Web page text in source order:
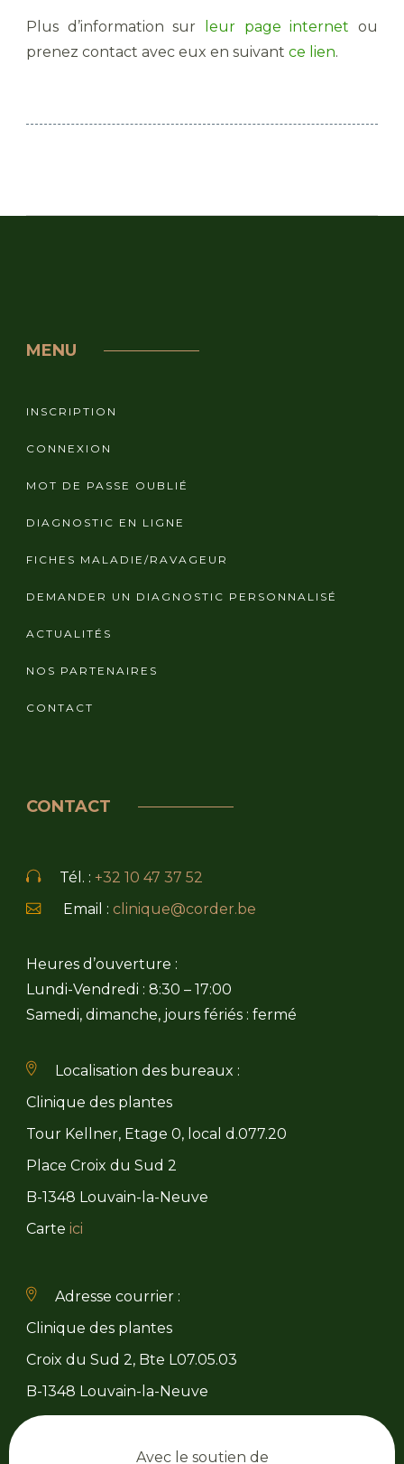
Plus d’information sur leur page internet ou
prenez contact avec eux en suivant ce lien.
MENU
INSCRIPTION
CONNEXION
MOT DE PASSE OUBLIÉ
DIAGNOSTIC EN LIGNE
FICHES MALADIE/RAVAGEUR
DEMANDER UN DIAGNOSTIC PERSONNALISÉ
ACTUALITÉS
NOS PARTENAIRES
CONTACT
CONTACT
Tél. : +32 10 47 37 52
Email : clinique@corder.be
Heures d’ouverture :
Lundi-Vendredi : 8:30 – 17:00
Samedi, dimanche, jours fériés : fermé
Localisation des bureaux :
Clinique des plantes
Tour Kellner, Etage 0, local d.077.20
Place Croix du Sud 2
B-1348 Louvain-la-Neuve
Carte ici
Adresse courrier :
Clinique des plantes
Croix du Sud 2, Bte L07.05.03
B-1348 Louvain-la-Neuve
Avec le soutien de